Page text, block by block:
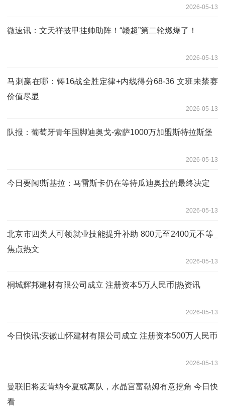
2026-05-13
微速讯：文天祥披甲挂帅助阵！“赣超”第二轮燃爆了！
2026-05-13
马刺赢在哪：铸16战全胜定律+内线得分68-36 文班未禁赛
价值尽显
2026-05-13
队报：葡萄牙青年国脚迪奥戈-索萨1000万加盟斯特拉斯堡
2026-05-13
今日要闻!斯基拉：马雷斯卡仍在等待瓜迪奥拉的最终决定
2026-05-13
北京市四类人可领就业技能提升补助 800元至2400元不等_
焦点热文
2026-05-13
桐城辉邦建材有限公司成立 注册资本5万人民币|热资讯
2026-05-13
今日快讯:安徽山怀建材有限公司成立 注册资本500万人民币
2026-05-13
曼联旧将麦肯纳今夏或离队，水晶宫富勒姆有意挖角 今日快
看